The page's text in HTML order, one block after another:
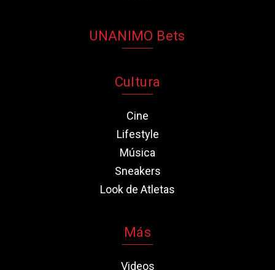
UNANIMO Bets
Cultura
Cine
Lifestyle
Música
Sneakers
Look de Atletas
Más
Videos